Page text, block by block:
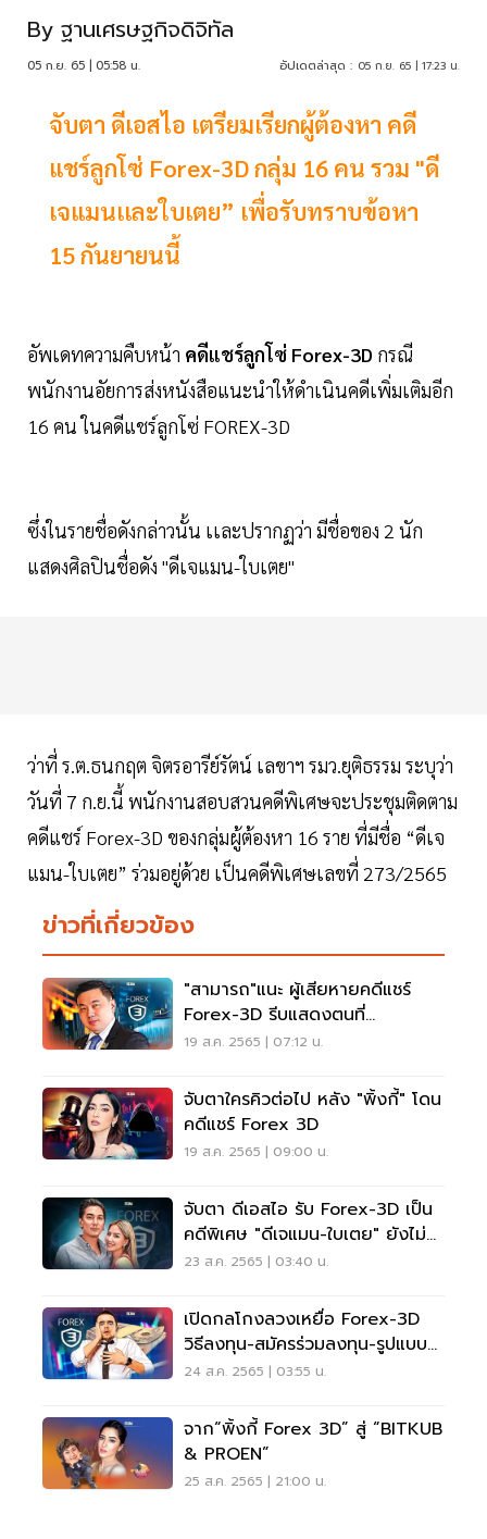
By ฐานเศรษฐกิจดิจิทัล
05 ก.ย. 65 | 05:58 น. อัปเดตล่าสุด : 05 ก.ย. 65 | 17:23 น.
จับตา ดีเอสไอ เตรียมเรียกผู้ต้องหา คดี
แชร์ลูกโซ่ Forex-3D กลุ่ม 16 คน รวม "ดี
เจแมนเเละใบเตย” เพื่อรับทราบข้อหา
15 กันยายนนี้
อัพเดทความคืบหน้า คดีแชร์ลูกโซ่ Forex-3D กรณี
พนักงานอัยการส่งหนังสือแนะนำให้ดำเนินคดีเพิ่มเติมอีก
16 คน ในคดีแชร์ลูกโซ่ FOREX-3D
ซึ่งในรายชื่อดังกล่าวนั้น เเละปรากฏว่า มีชื่อของ 2 นัก
แสดงศิลปินชื่อดัง "ดีเจแมน-ใบเตย"
ว่าที่ ร.ต.ธนกฤต จิตรอารีย์รัตน์ เลขาฯ รมว.ยุติธรรม ระบุว่า
วันที่ 7 ก.ย.นี้ พนักงานสอบสวนคดีพิเศษจะประชุมติดตาม
คดีแชร์ Forex-3D ของกลุ่มผู้ต้องหา 16 ราย ที่มีชื่อ “ดีเจ
แมน-ใบเตย” ร่วมอยู่ด้วย เป็นคดีพิเศษเลขที่ 273/2565
ข่าวที่เกี่ยวข้อง
"สามารถ"​แนะ​ ผู้เสียหาย​คดีแชร์​
Forex-3D ​รีบแสดงตนที่
สนง.อัยการสูงสุด
19 ส.ค. 2565 | 07:12 น.
จับตาใครคิวต่อไป หลัง "พิ้งกี้" โดน
คดีแชร์ Forex 3D
19 ส.ค. 2565 | 09:00 น.
จับตา ดีเอสไอ รับ Forex-3D เป็น
คดีพิเศษ "ดีเจแมน-ใบเตย" ยังไม่
โดน ?
23 ส.ค. 2565 | 03:40 น.
เปิดกลโกงลวงเหยื่อ Forex-3D
วิธีลงทุน-สมัครร่วมลงทุน-รูปแบบ
ลงทุน
24 ส.ค. 2565 | 03:55 น.
จาก“พิ้งกี้ Forex 3D” สู่ “BITKUB
& PROEN”
25 ส.ค. 2565 | 21:00 น.